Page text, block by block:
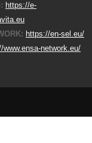
https://e-
https://en-sel.eu/
www.ensa-network.eu/